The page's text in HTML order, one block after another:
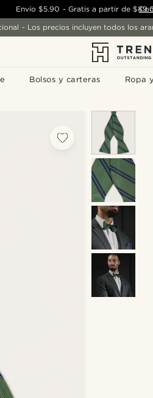
Bolsos y carteras Ropa
Envío $5.90 - Gratis a partir de
- Los precios incluyen todos los